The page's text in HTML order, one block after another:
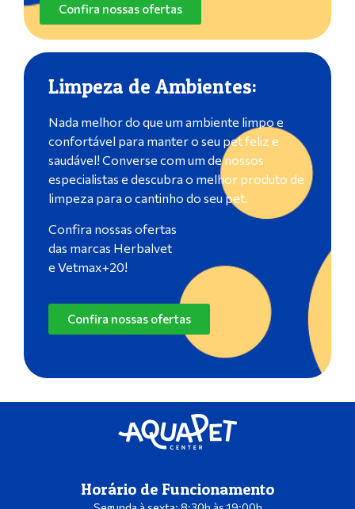
Confira nossas ofertas
Limpeza de Ambientes:
Nada melhor do que um ambiente limpo e
confortável para manter o seu pet feliz e
saudável! Converse com um de nossos
especialistas e descubra o melhor produto de
limpeza para o cantinho do seu pet.
Confira nossas ofertas
das marcas Herbalvet
e Vetmax+20!
Confira nossas ofertas
Horário de Funcionamento